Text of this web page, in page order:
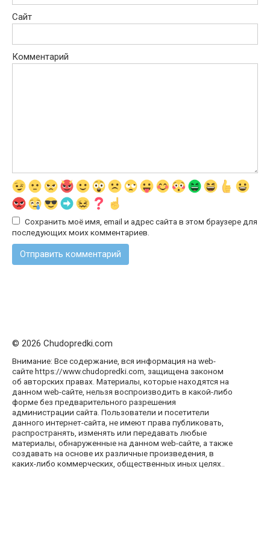
Сайт
Комментарий
Сохранить моё имя, email и адрес сайта в этом браузере для
последующих моих комментариев.
© 2026 Chudopredki.com
Внимание: Все содержание, вся информация на web-
сайте https://www.chudopredki.com, защищена законом
об авторских правах. Материалы, которые находятся на
данном web-сайте, нельзя воспроизводить в какой-либо
форме без предварительного разрешения
администрации сайта. Пользователи и посетители
данного интернет-сайта, не имеют права публиковать,
распространять, изменять или передавать любые
материалы, обнаруженные на данном web-сайте, а также
создавать на основе их различные произведения, в
каких-либо коммерческих, общественных иных целях..